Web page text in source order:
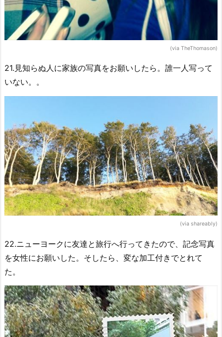
(via TheThomason)
21.見知らぬ人に家族の写真をお願いしたら。誰一人写って
いない。。
(via shareably)
22.ニューヨークに友達と旅行へ行ってきたので、記念写真
を女性にお願いした。そしたら、変な加工付きでとれて
た。